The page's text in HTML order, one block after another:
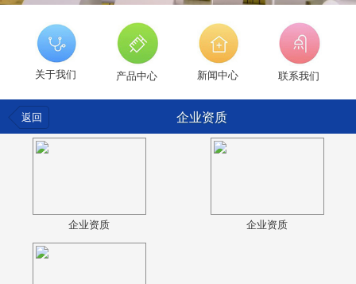
关于我们 产品中心 新闻中心 联系我们
返回 企业资质
企业资质 企业资质